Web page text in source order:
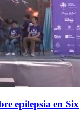
epilepsia en Six